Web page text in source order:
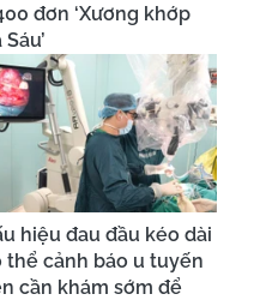
đơn ‘Xương khớp
Sáu’
hiệu đau đầu kéo dài
thể cảnh báo u tuyến
cần khám sớm để